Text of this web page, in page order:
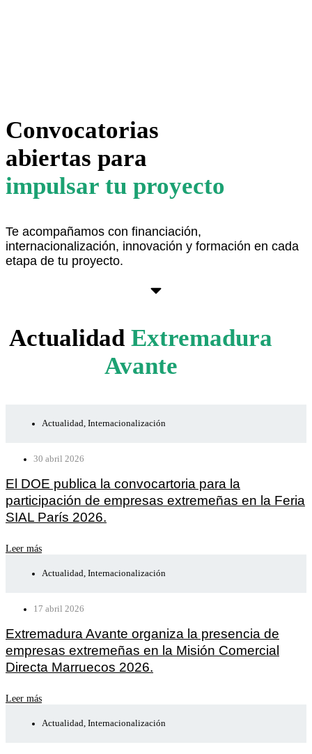
Convocatorias
abiertas para
impulsar tu proyecto
Te acompañamos con financiación,
internacionalización, innovación y formación en cada
etapa de tu proyecto.
ActualidadExtremadura
Avante
Actualidad, Internacionalización
30 abril 2026
El DOE publica la convocartoria para la
participación de empresas extremeñas en la Feria
SIAL París 2026.
Leer más
Actualidad, Internacionalización
17 abril 2026
Extremadura Avante organiza la presencia de
empresas extremeñas en la Misión Comercial
Directa Marruecos 2026.
Leer más
Actualidad, Internacionalización